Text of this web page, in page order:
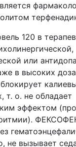
120 в
или
в высоких
т. о. не обладает
эффектом
не вызывает